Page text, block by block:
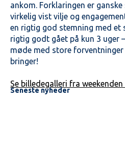
ankom. Forklaringen er
virkelig vist vilje og
en rigtig god stemning med et
rigtig godt gået på kun 3 uger
møde med store
bringer!
Se billedegalleri fra weekenden
Seneste nyheder